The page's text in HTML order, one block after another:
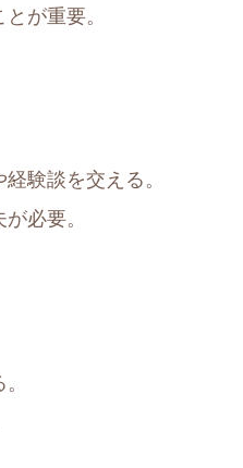
が重要。
験談を交える。
必要。